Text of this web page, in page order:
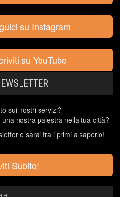
su Instagram
su YouTube
sui nostri servizi?
nostra palestra nella tua città?
e sarai tra i primi a saperlo!
Subito!